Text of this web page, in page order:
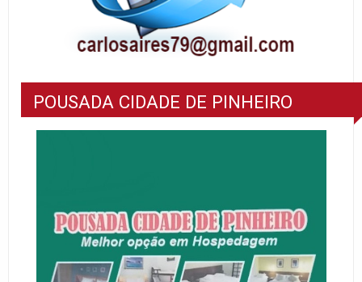
POUSADA CIDADE DE PINHEIRO